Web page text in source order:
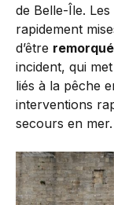
de Belle-Île.
rapidement
d’être remorqué
incident, qui
liés à la pêche
interventions
secours en mer.